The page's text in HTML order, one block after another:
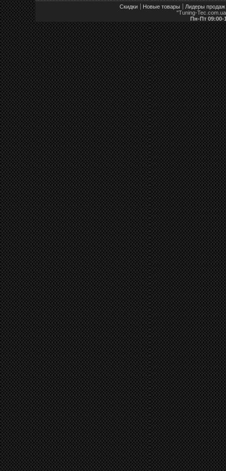
Скидки Новые товары
Лидеры продаж
"Tuning-
Пн-Пт 09:00-